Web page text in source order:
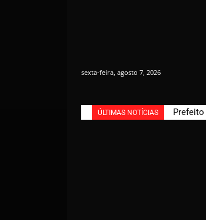
sexta-feira, agosto 7, 2026
ÚLTIMAS NOTÍCIAS